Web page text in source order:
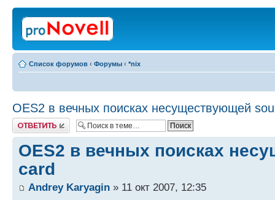
Список форумов ‹ Форумы ‹ *nix
OES2 в вечных поисках несуществующей
Ответить
OES2 в вечных поисках
card
Andrey Karyagin » 11 окт 2007, 12:35